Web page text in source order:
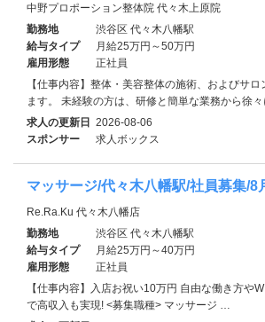
中野プロポーション整体院 代々木上原院
勤務地
渋谷区 代々木八幡駅
給与タイプ
月給25万円～50万円
雇用形態
正社員
【仕事内容】整体・美容整体の施術、およびサ
ます。 未経験の方は、研修と簡単な業務から徐々
求人の更新日 2026-08-06
スポンサー
求人ボックス
マッサージ/代々木八幡駅/社員募集/8
Re.Ra.Ku 代々木八幡店
勤務地
渋谷区 代々木八幡駅
給与タイプ
月給25万円～40万円
雇用形態
正社員
【仕事内容】入店お祝い10万円 自由な働き方や
で高収入も実現! <募集職種> マッサージ …